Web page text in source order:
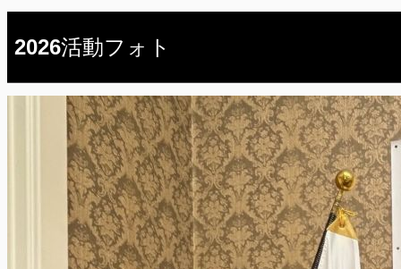
2026活動フォト